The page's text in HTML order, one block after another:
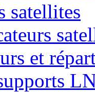
satellites
et